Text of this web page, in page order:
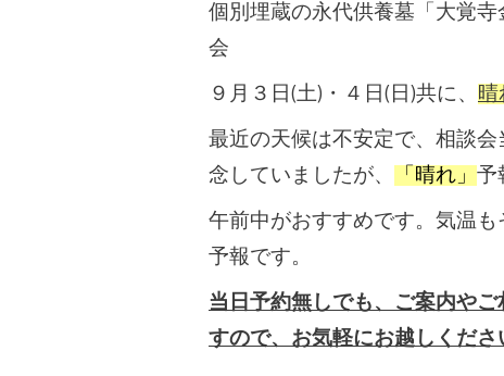
個別埋蔵の永代供養墓「大覚
会
９月３日(土)・４日(日)共に、 晴
最近の天候は不安定で、相談
念していましたが、
「晴れ」 予
午前中がおすすめです。気温
予報です。
当日予約無しでも、ご案内やご
すので、お気軽にお越しくださ